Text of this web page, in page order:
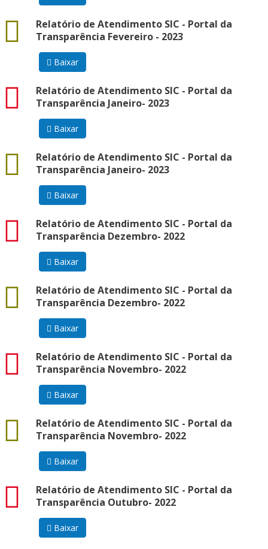
Relatório de Atendimento SIC - Portal da
Transparência Fevereiro - 2023
docx
Baixar
Relatório de Atendimento SIC - Portal da
Transparência Janeiro- 2023
pdf
Baixar
Relatório de Atendimento SIC - Portal da
Transparência Janeiro- 2023
docx
Baixar
Relatório de Atendimento SIC - Portal da
Transparência Dezembro- 2022
pdf
Baixar
Relatório de Atendimento SIC - Portal da
Transparência Dezembro- 2022
docx
Baixar
Relatório de Atendimento SIC - Portal da
Transparência Novembro- 2022
pdf
Baixar
Relatório de Atendimento SIC - Portal da
Transparência Novembro- 2022
docx
Baixar
Relatório de Atendimento SIC - Portal da
Transparência Outubro- 2022
pdf
Baixar